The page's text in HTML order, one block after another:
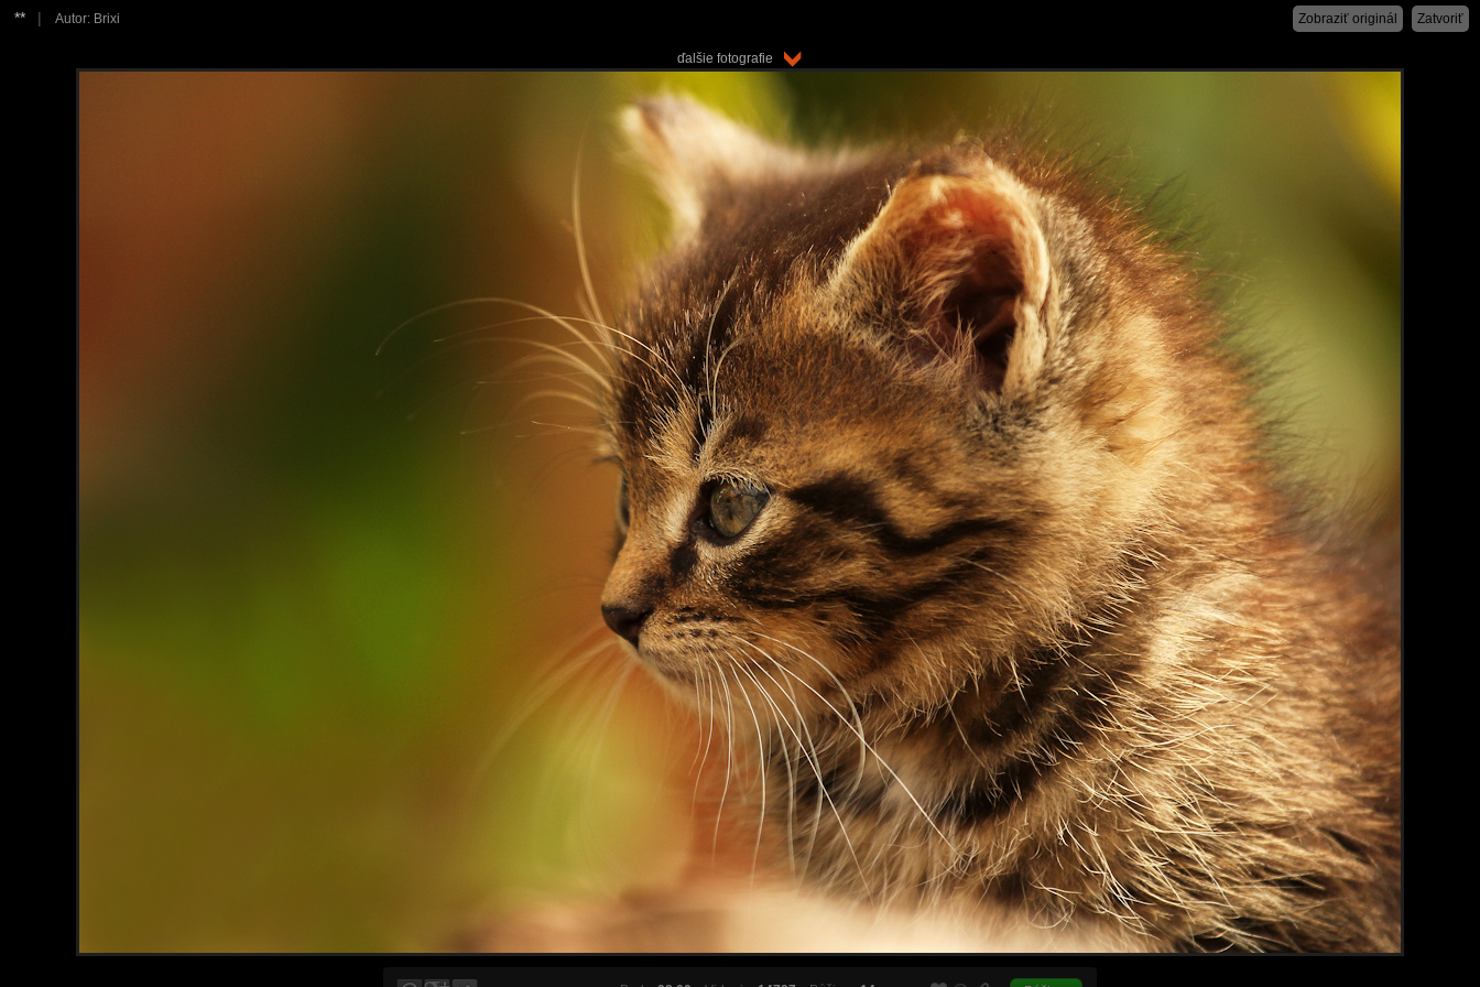
** | Autor: Brixi Zatvoriť
Zobraziť originál
ďalšie fotografie